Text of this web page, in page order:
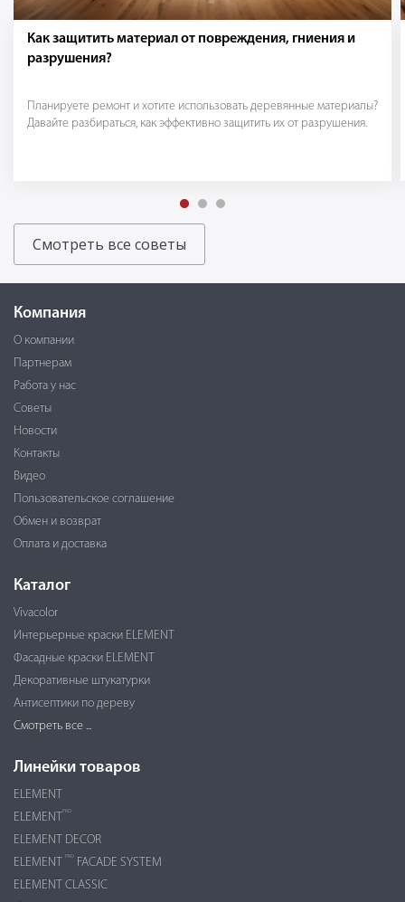
Как защитить материал от повреждения, гниения и
разрушения?
Планируете ремонт и хотите использовать деревянные материалы?
Давайте разбираться, как эффективно защитить их от разрушения.
Смотреть все советы
Компания
О компании
Партнерам
Работа у нас
Советы
Новости
Контакты
Видео
Пользовательское соглашение
Обмен и возврат
Оплата и доставка
Каталог
Vivacolor
Интерьерные краски ELEMENT
Фасадные краски ELEMENT
Декоративные штукатурки
Антисептики по дереву
Смотреть все ...
Линейки товаров
ELEMENT
ELEMENT
PRO
ELEMENT DECOR
ELEMENT
PRO
FACADE SYSTEM
ELEMENT CLASSIC